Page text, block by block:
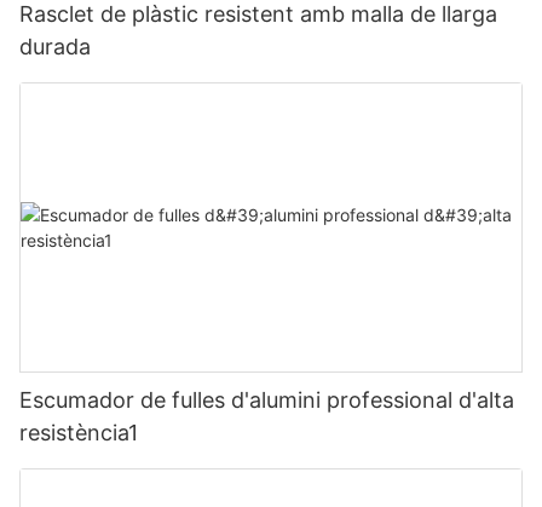
Rasclet de plàstic resistent amb malla de llarga
durada
Escumador de fulles d'alumini professional d'alta
resistència1